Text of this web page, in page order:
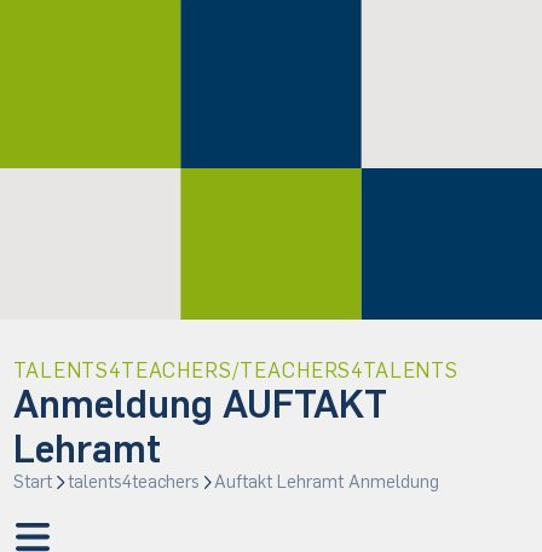
TALENTS4TEACHERS/TEACHERS4TALENTS
Anmeldung AUFTAKT
Lehramt
Start talents4teachers Auftakt Lehramt Anmeldung